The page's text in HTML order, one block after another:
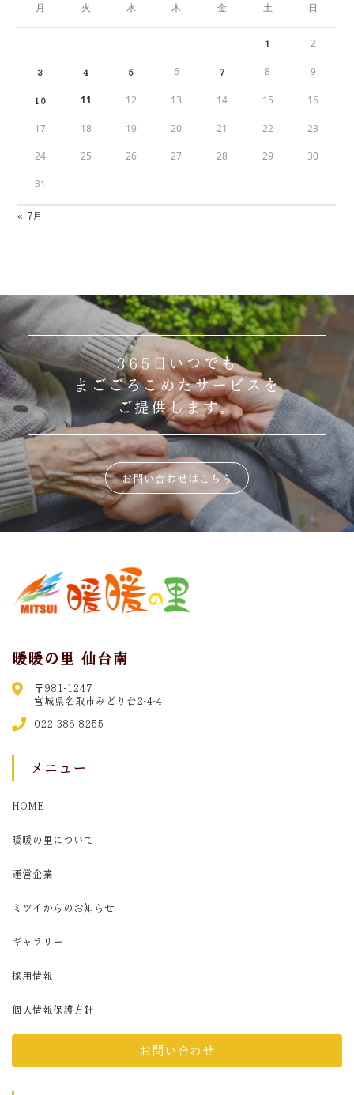
月 火 水 木 金 土 日
1 2
3 4 5 6 7 8 9
10 11 12 13 14 15 16
17 18 19 20 21 22 23
24 25 26 27 28 29 30
31
« 7月
365日いつでも
まごごろこめたサービスを
ご提供します。
お問い合わせはこちら
暖暖の里 仙台南
〒981-1247
宮城県名取市みどり台2-4-4
022-386-8255
メニュー
HOME
暖暖の里について
運営企業
ミツイからのお知らせ
ギャラリー
採用情報
個人情報保護方針
お問い合わせ